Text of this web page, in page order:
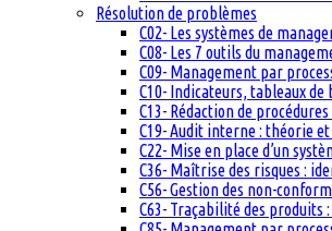
Résolution de problèmes
C02- Les systèmes de
C08- Les 7 outils du
C09- Management par
C10- Indicateurs, tableaux de
C13- Rédaction de
C19- Audit interne : théorie
C22- Mise en place d’un
C36- Maîtrise des risques :
C56- Gestion des non-
C63- Traçabilité des produits